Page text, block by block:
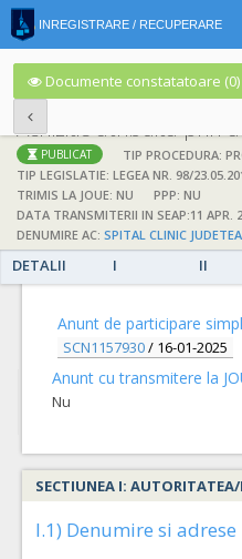
INREGISTRARE / RECUPERARE
Documente constatatoare (0)
;
PUBLICAT
TIP PROCEDURA:
TIP LEGISLATIE: LEGEA NR. 98/
TRIMIS LA JOUE: NU
PPP: NU
DATA TRANSMITERII IN SEAP:11 APR.
DENUMIRE AC: SPITAL CLINIC
DETALII I II
DETALII
Anunt de participare
SCN1157930/ 16-01-2025
Anunt cu transmitere la
Nu
I.1) Denumire si adrese